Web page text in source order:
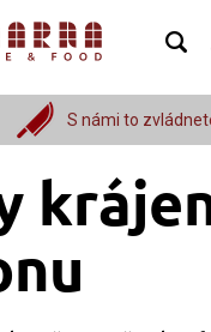
S námi to